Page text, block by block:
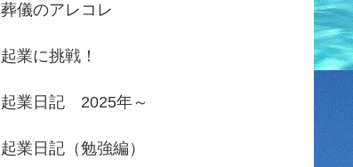
葬儀のアレコレ
起業に挑戦！
起業日記 2025年～
起業日記（勉強編）